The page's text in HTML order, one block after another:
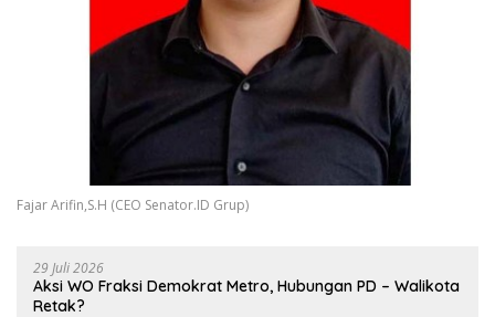
Fajar Arifin,S.H (CEO Senator.ID Grup)
29 Juli 2026
Aksi WO Fraksi Demokrat Metro, Hubungan PD – Walikota
Retak?